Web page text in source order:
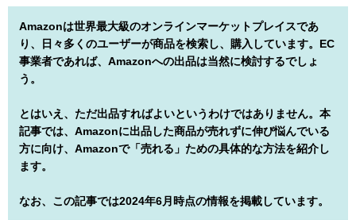
Amazonは世界最大級のオンラインマーケットプレイスであ
り、日々多くのユーザーが商品を検索し、購入しています。EC
事業者であれば、Amazonへの出品は当然に検討するでしょ
う。
とはいえ、ただ出品すればよいというわけではありません。本
記事では、Amazonに出品した商品が売れずに伸び悩んでいる
方に向け、Amazonで「売れる」ための具体的な方法を紹介し
ます。
なお、この記事では2024年6月時点の情報を掲載しています。